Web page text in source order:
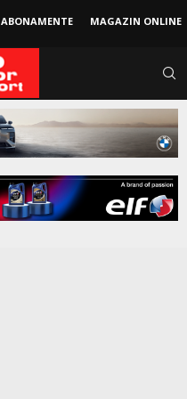
ABONAMENTE MAGAZIN ONLINE